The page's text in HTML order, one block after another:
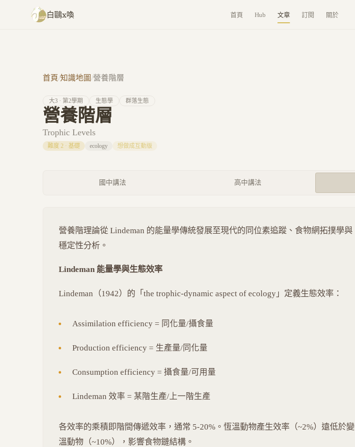
跳至主要內容
白鷗x喚 首頁 Hub 文章 訂閱 關於
首頁/知識地圖/營養階層
大3 · 第2學期 生態學 群落生態
營養階層
Trophic Levels
難度 2 · 基礎 ecology 想做成互動版
國中講法 高中講法
營養階理論從 Lindeman 的能量學傳統發展至現代的同位素追蹤、食物網拓撲學與
穩定性分析。
Lindeman 能量學與生態效率
Lindeman（1942）的「the trophic-dynamic aspect of ecology」定義生態效率：
Assimilation efficiency = 同化量/攝食量
Production efficiency = 生產量/同化量
Consumption efficiency = 攝食量/可用量
Lindeman 效率 = 某階生產/上一階生產
各效率的乘積即階間傳遞效率，通常 5-20%。恆溫動物產生效率（~2%）遠低於變
溫動物（~10%），影響食物鏈結構。